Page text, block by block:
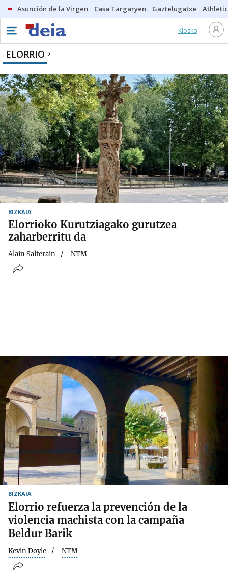
Asunción de la Virgen Casa Targaryen Gaztelugatxe Athletic
Kiosko
ELORRIO
BIZKAIA
Elorrioko Kurutziagako gurutzea
zaharberritu da
Alain Salterain NTM
BIZKAIA
Elorrio refuerza la prevención de la
violencia machista con la campaña
Beldur Barik
Kevin Doyle NTM